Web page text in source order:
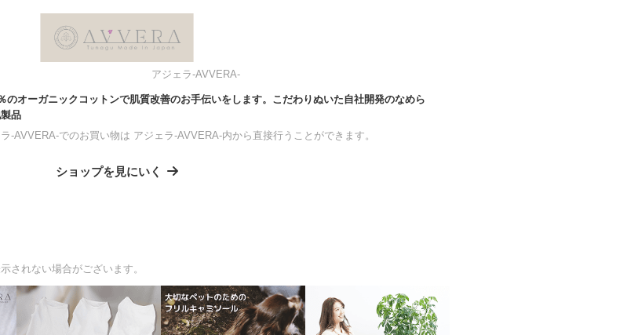
アジェラ-AVVERA-
のオーガニックコットンで肌質改善のお手伝いをします。こだわりぬいた自社開発のなめら
品
-AVVERA-でのお買い物は アジェラ-AVVERA-内から直接行うことができます。
ショップを見にいく
されない場合がございます。